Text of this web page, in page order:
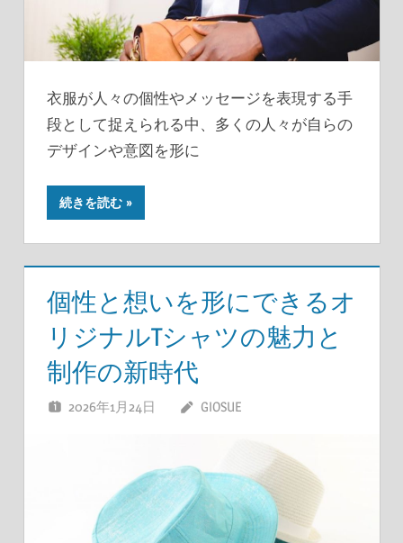
衣服が人々の個性やメッセージを表現する手
段として捉えられる中、多くの人々が自らの
デザインや意図を形に
続きを読む
個性と想いを形にできるオ
リジナルTシャツの魅力と
制作の新時代
2026年1月24日 GIOSUE